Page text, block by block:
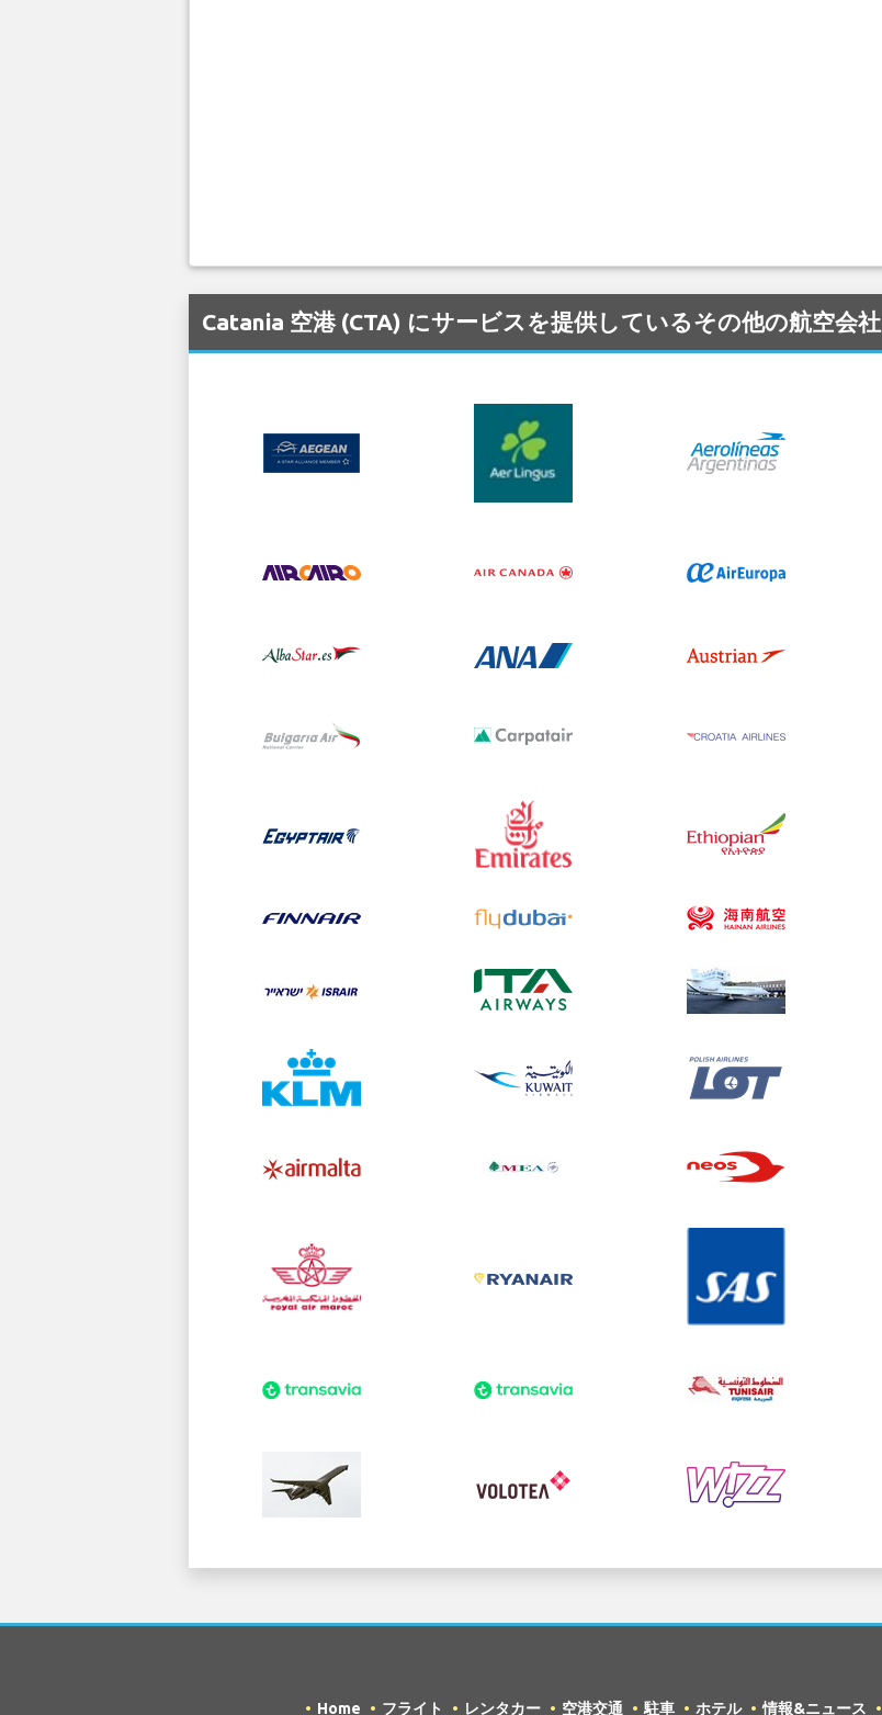
Catania 空港 (CTA) にサービスを提供しているその他の航空会社
Home フライト レンタカー 空港交通 駐車 ホテル 情報&ニュース